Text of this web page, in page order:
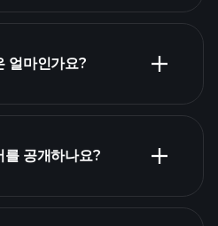
얼마인가요?
공개하나요?